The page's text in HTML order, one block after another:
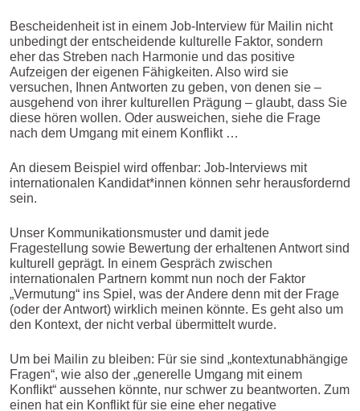
Bescheidenheit ist in einem Job-Interview für Mailin nicht
unbedingt der entscheidende kulturelle Faktor, sondern
eher das Streben nach Harmonie und das positive
Aufzeigen der eigenen Fähigkeiten. Also wird sie
versuchen, Ihnen Antworten zu geben, von denen sie –
ausgehend von ihrer kulturellen Prägung – glaubt, dass Sie
diese hören wollen. Oder ausweichen, siehe die Frage
nach dem Umgang mit einem Konflikt …
An diesem Beispiel wird offenbar: Job-Interviews mit
internationalen Kandidat*innen können sehr herausfordernd
sein.
Unser Kommunikationsmuster und damit jede
Fragestellung sowie Bewertung der erhaltenen Antwort sind
kulturell geprägt. In einem Gespräch zwischen
internationalen Partnern kommt nun noch der Faktor
„Vermutung“ ins Spiel, was der Andere denn mit der Frage
(oder der Antwort) wirklich meinen könnte. Es geht also um
den Kontext, der nicht verbal übermittelt wurde.
Um bei Mailin zu bleiben: Für sie sind „kontextunabhängige
Fragen“, wie also der „generelle Umgang mit einem
Konflikt“ aussehen könnte, nur schwer zu beantworten. Zum
einen hat ein Konflikt für sie eine eher negative